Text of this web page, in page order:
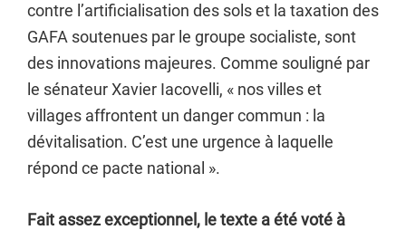
contre l’artificialisation des sols et la taxation des
GAFA soutenues par le groupe socialiste, sont
des innovations majeures. Comme souligné par
le sénateur Xavier Iacovelli, « nos villes et
villages affrontent un danger commun : la
dévitalisation. C’est une urgence à laquelle
répond ce pacte national ».
Fait assez exceptionnel, le texte a été voté à